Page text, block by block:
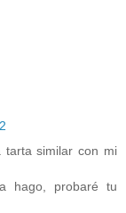
tarta similar con mi
hago, probaré tu